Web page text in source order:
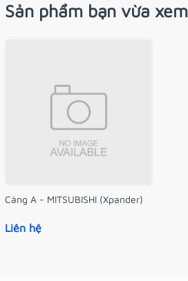
Sản phẩm bạn vừa xem
Càng A - MITSUBISHI (Xpander)
Liên hệ